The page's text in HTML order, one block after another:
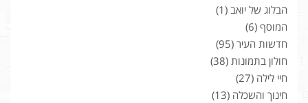
הבלוג של יואב (1)
המוסף (6)
חדשות העיר (95)
חולון בתמונות (38)
חיי לילה (27)
חינוך והשכלה (13)